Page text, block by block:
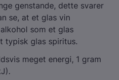
genstande, dette svarer
se, at et glas vin
som et glas
typisk glas spiritus.
meget energi, 1 gram